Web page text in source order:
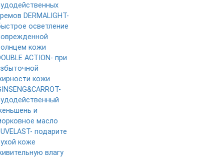
DERMALIGHT-
осветление
кожи
ACTION- при
кожи
и
масло
подарите
коже
влагу